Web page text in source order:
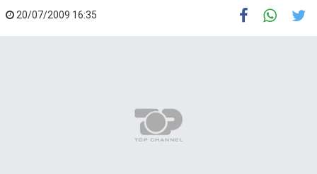
20/07/2009 16:35